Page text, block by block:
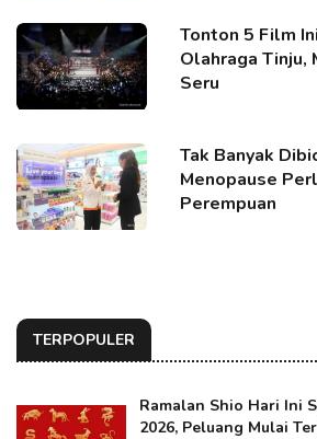
Tonton 5 Film
Olahraga Tinju,
Seru
Tak Banyak
Menopause
Perempuan
TERPOPULER
Ramalan Shio Hari Ini
2026, Peluang Mulai